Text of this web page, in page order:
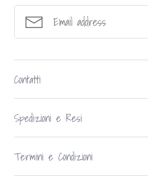
Contatti
Spedizioni e Resi
Termini e Condizioni